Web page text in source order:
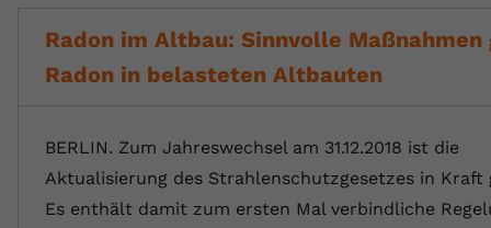
Radon im Altbau: Sinnvolle Maßnahmen
Radon in belasteten Altbauten
BERLIN. Zum Jahreswechsel am 31.12.2018 ist die
Aktualisierung des Strahlenschutzgesetzes in Kraft
Es enthält damit zum ersten Mal verbindliche